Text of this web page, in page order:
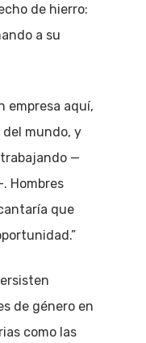
de hierro:
a su
empresa aquí,
del mundo, y
—
Hombres
que
de género en
como las